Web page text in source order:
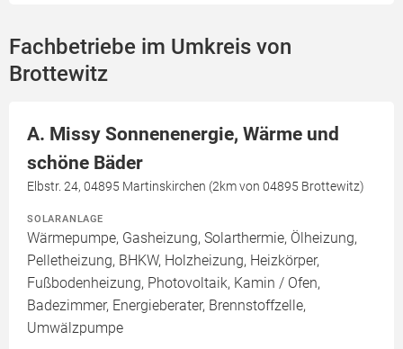
Fachbetriebe im Umkreis von
Brottewitz
A. Missy Sonnenenergie, Wärme und
schöne Bäder
Elbstr. 24, 04895 Martinskirchen (2km von 04895 Brottewitz)
SOLARANLAGE
Wärmepumpe, Gasheizung, Solarthermie, Ölheizung,
Pelletheizung, BHKW, Holzheizung, Heizkörper,
Fußbodenheizung, Photovoltaik, Kamin / Ofen,
Badezimmer, Energieberater, Brennstoffzelle,
Umwälzpumpe